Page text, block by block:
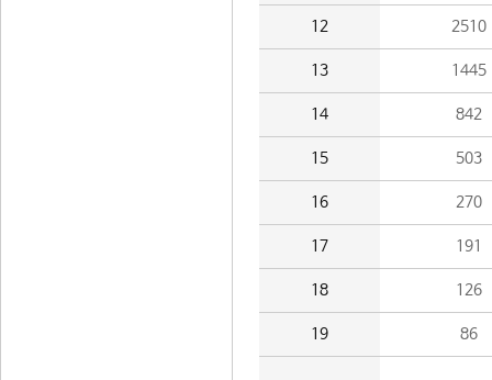
12 2510
13 1445
14 842
15 503
16 270
17 191
18 126
19 86